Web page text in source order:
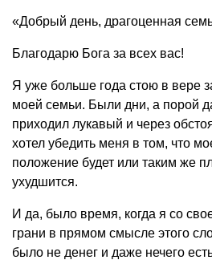
«Добрый день, драгоценная
Благодарю Бога за всех вас!
Я уже больше года стою в вере
моей семьи. Были дни, а порой
приходил лукавый и через
хотел убедить меня в том, что
положение будет или таким же
ухудшится.
И да, было время, когда я со
грани в прямом смысле этого
было не денег и даже нечего